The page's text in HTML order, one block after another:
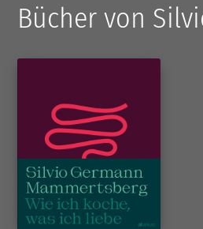
Bücher von